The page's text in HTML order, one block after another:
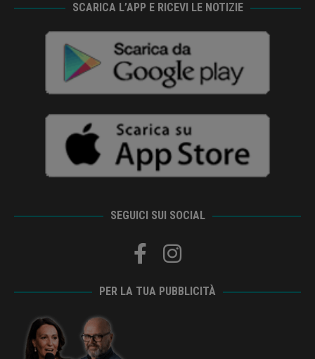
SCARICA L’APP E RICEVI LE NOTIZIE
SEGUICI SUI SOCIAL
PER LA TUA PUBBLICITÀ